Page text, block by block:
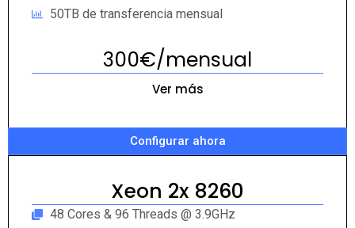
50TB de transferencia mensual
300€/mensual
Ver más
Configurar ahora
Xeon 2x 8260
48 Cores & 96 Threads @ 3.9GHz